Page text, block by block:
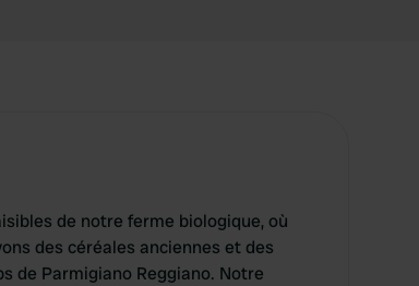
de notre ferme biologique, où
des céréales anciennes et des
de Parmigiano Reggiano. Notre